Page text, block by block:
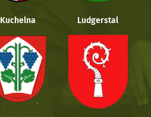
Kuchelna Ludgerstal